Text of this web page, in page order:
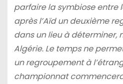
parfaire la symbiose entre
après l’Aïd un deuxième
dans un lieu à déterminer,
Algérie. Le temps ne
un regroupement à
championnat